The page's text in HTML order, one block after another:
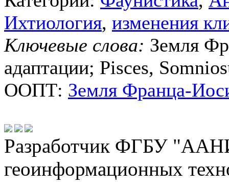
Ихтиология, изменения
Ключевые слова: Земля
адаптации; Pisces,
ООПТ: Земля Франца-
Разработчик ФГБУ
геоинформационных